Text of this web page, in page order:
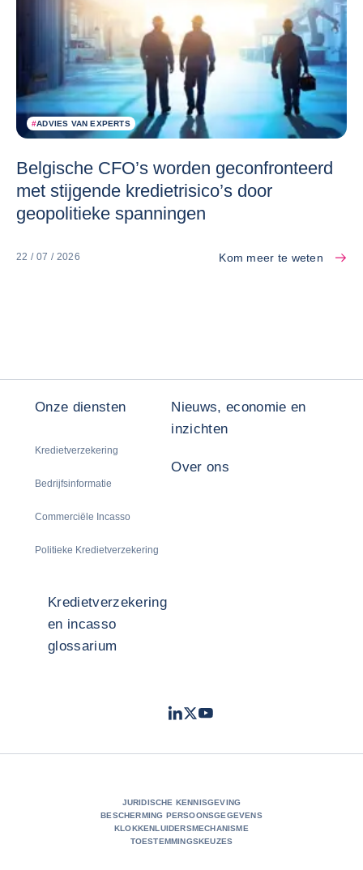
#ADVIES VAN EXPERTS
Belgische CFO’s worden geconfronteerd
met stijgende kredietrisico’s door
geopolitieke spanningen
22 / 07 / 2026 Kom meer te weten
Onze diensten
Kredietverzekering
Bedrijfsinformatie
Commerciële Incasso
Politieke Kredietverzekering
Nieuws, economie en
inzichten
Over ons
Kredietverzekering
en incasso
glossarium
LinkedIn
TwitterYoutube
JURIDISCHE KENNISGEVING
BESCHERMING PERSOONSGEGEVENS
KLOKKENLUIDERSMECHANISME
TOESTEMMINGSKEUZES